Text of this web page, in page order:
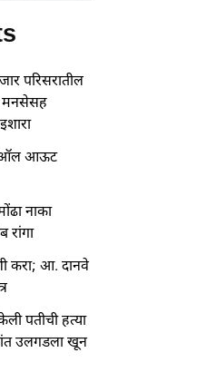
परिसरातील
मनसेसह
‘ऑल आऊट
नाका
रांगा
करा; आ. दानवे
पतीची हत्या
उलगडला खून